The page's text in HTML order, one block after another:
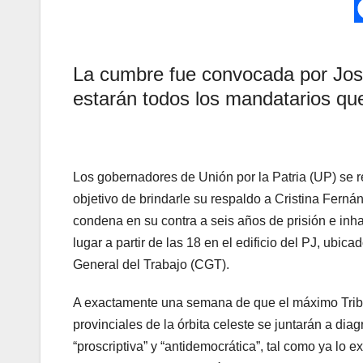
La cumbre fue convocada por
estarán todos los mandatarios
Los gobernadores de Unión por la Patria (UP) se
objetivo de brindarle su respaldo a Cristina
condena en su contra a seis años de prisión e
lugar a partir de las 18 en el edificio del PJ,
General del Trabajo (CGT).
A exactamente una semana de que el máximo
provinciales de la órbita celeste se juntarán a
“proscriptiva” y “antidemocrática”, tal como ya lo